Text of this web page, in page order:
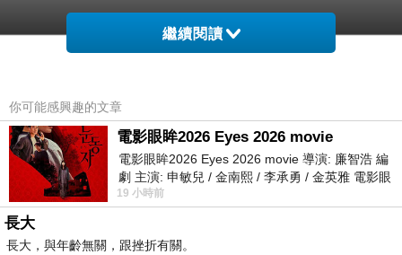
繼續閱讀
你可能感興趣的文章
電影眼眸2026 Eyes 2026 movie
電影眼眸2026 Eyes 2026 movie 導演: 廉智浩 編
劇 主演: 申敏兒 / 金南熙 / 李承勇 / 金英雅 電影眼
眸2026描述攝影師徐珍因遺
19 小時前
長大
長大，與年齡無關，跟挫折有關。